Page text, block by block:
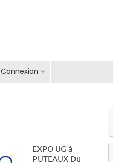
Connexion
EXPO UG à
PUTEAUX Du